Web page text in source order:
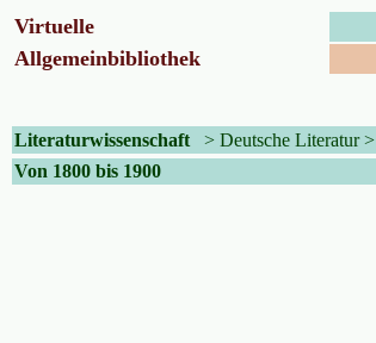
Virtuelle
Allgemeinbibliothek
Literaturwissenschaft > Deutsche Literatur>
Von 1800 bis 1900